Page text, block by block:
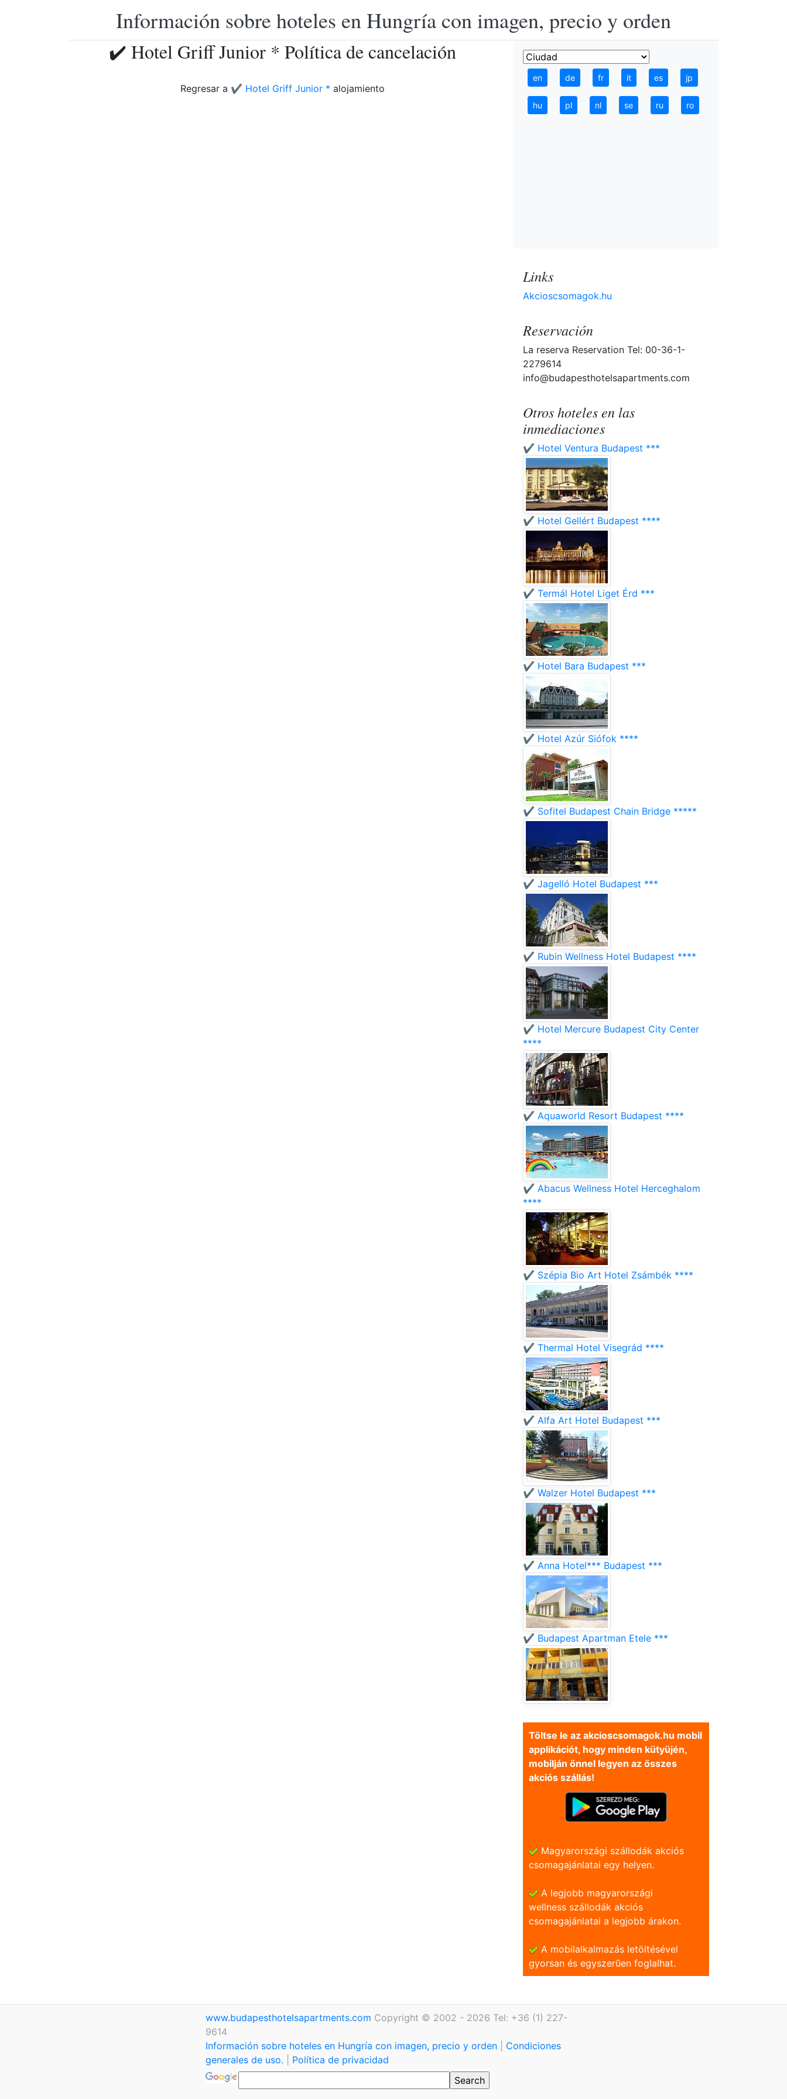
Información sobre hoteles en Hungría con imagen, precio y orden
✔️ Hotel Griff Junior * Política de cancelación
Regresar a ✔️ Hotel Griff Junior * alojamiento
en de fr it es jp
hu pl nl se ru ro
Links
Akcioscsomagok.hu
Reservación
La reserva Reservation Tel: 00-36-1-
2279614
info@budapesthotelsapartments.com
Otros hoteles en las
inmediaciones
✔️ Hotel Ventura Budapest ***
✔️ Hotel Gellért Budapest ****
✔️ Termál Hotel Liget Érd ***
✔️ Hotel Bara Budapest ***
✔️ Hotel Azúr Siófok ****
✔️ Sofitel Budapest Chain Bridge *****
✔️ Jagelló Hotel Budapest ***
✔️ Rubin Wellness Hotel Budapest ****
✔️ Hotel Mercure Budapest City Center
****
✔️ Aquaworld Resort Budapest ****
✔️ Abacus Wellness Hotel Herceghalom
****
✔️ Szépia Bio Art Hotel Zsámbék ****
✔️ Thermal Hotel Visegrád ****
✔️ Alfa Art Hotel Budapest ***
✔️ Walzer Hotel Budapest ***
✔️ Anna Hotel*** Budapest ***
✔️ Budapest Apartman Etele ***
Töltse le az akcioscsomagok.hu mobil
applikációt, hogy minden kütyüjén,
mobilján önnel legyen az összes
akciós szállás!
Magyarországi szállodák akciós
csomagajánlatai egy helyen.
A legjobb magyarországi
wellness szállodák akciós
csomagajánlatai a legjobb árakon.
A mobilalkalmazás letöltésével
gyorsan és egyszerũen foglalhat.
www.budapesthotelsapartments.com Copyright © 2002 - 2026 Tel: +36 (1) 227-
9614
Información sobre hoteles en Hungría con imagen, precio y orden
Condiciones
generales de uso.
Política de privacidad